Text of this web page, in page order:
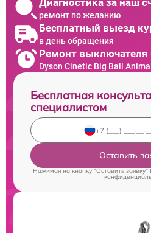
ремонт по желанию
Бесплатный выезд
в день обращения
Ремонт выключателя
Dyson Cinetic Big Ball
Бесплатная
специалистом
Оставить
Нажимая на кнопку "Оставить